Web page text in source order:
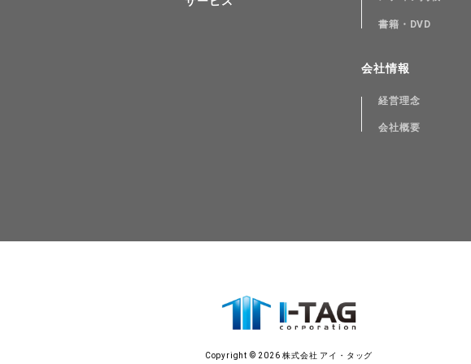
書籍・DVD
会社情報
経営理念
会社概要
Copyright © 2026 株式会社 アイ・タッグ